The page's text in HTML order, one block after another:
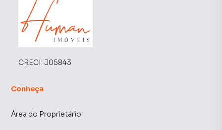
CRECI: J05843
Conheça
Área do Proprietário